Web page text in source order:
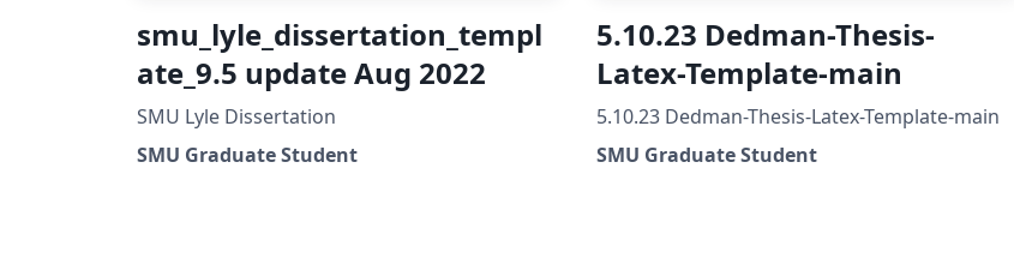
smu_lyle_dissertation_templ
ate_9.5 update Aug 2022
SMU Lyle Dissertation
SMU Graduate Student
5.10.23 Dedman-Thesis-
Latex-Template-main
5.10.23 Dedman-Thesis-Latex-Template-main
SMU Graduate Student